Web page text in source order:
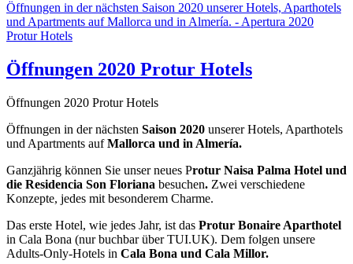
Öffnungen 2020 Protur Hotels
Öffnungen 2020 Protur Hotels
Öffnungen in der nächsten Saison 2020 unserer Hotels, Aparthotels
und Apartments aufMallorca und in Almería.
Ganzjährig können Sie unser neues Protur Naisa Palma Hotel und
die Residencia Son Floriana besuchen. Zwei verschiedene
Konzepte, jedes mit besonderem Charme.
Das erste Hotel, wie jedes Jahr, ist das Protur Bonaire Aparthotel
in Cala Bona (nur buchbar über TUI.UK). Dem folgen unsere
Adults-Only-Hotels in Cala Bona und Cala Millor.